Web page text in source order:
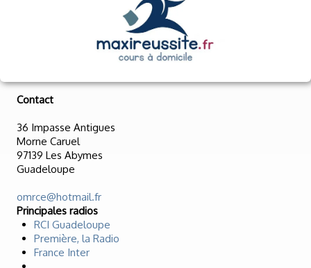
Contact
36 Impasse Antigues
Morne Caruel
97139 Les Abymes
Guadeloupe
omrce@hotmail.fr
Principales radios
RCI Guadeloupe
Première, la Radio
France Inter